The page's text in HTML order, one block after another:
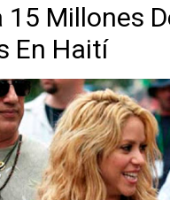
15 Millones
En Haití